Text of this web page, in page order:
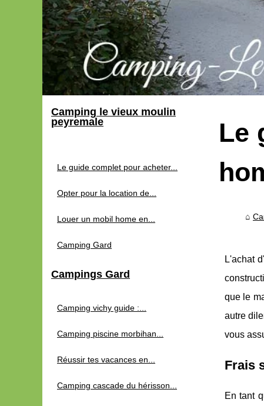
Le
L'achat
que le
autre
vous
Frais
En tant
Camping le vieux moulin
peyremale
Le guide complet pour acheter...
Opter pour la location de...
Louer un mobil home en...
Camping Gard
Campings Gard
Camping vichy guide :...
Camping piscine morbihan...
Réussir tes vacances en...
Camping cascade du hérisson...